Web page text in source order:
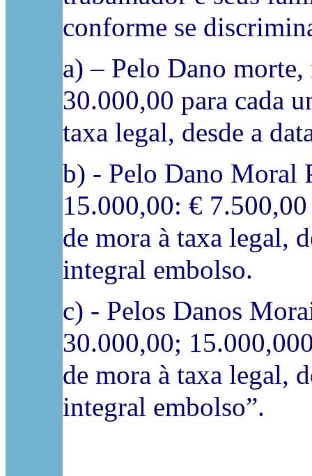
conforme se
a) – Pelo Dano
30.000,00 para cada
taxa legal, desde a
b) - Pelo Dano Moral
15.000,00: €
de mora à taxa legal,
integral embolso.
c) - Pelos Danos
30.000,00;
de mora à taxa legal,
integral embolso”.